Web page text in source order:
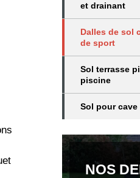
et drainant
Dalles de sol
de sport
Sol terrasse
piscine
Sol pour cave
NOS